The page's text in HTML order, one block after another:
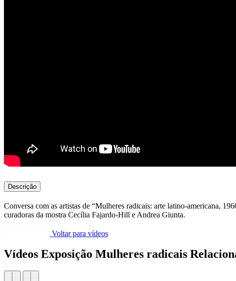
Descrição
Conversa com as artistas de “Mulheres radicais: arte latino-americana,
curadoras da mostra Cecília Fajardo-Hill e Andrea Giunta.
Voltar para vídeos
Vídeos Exposição Mulheres radicais